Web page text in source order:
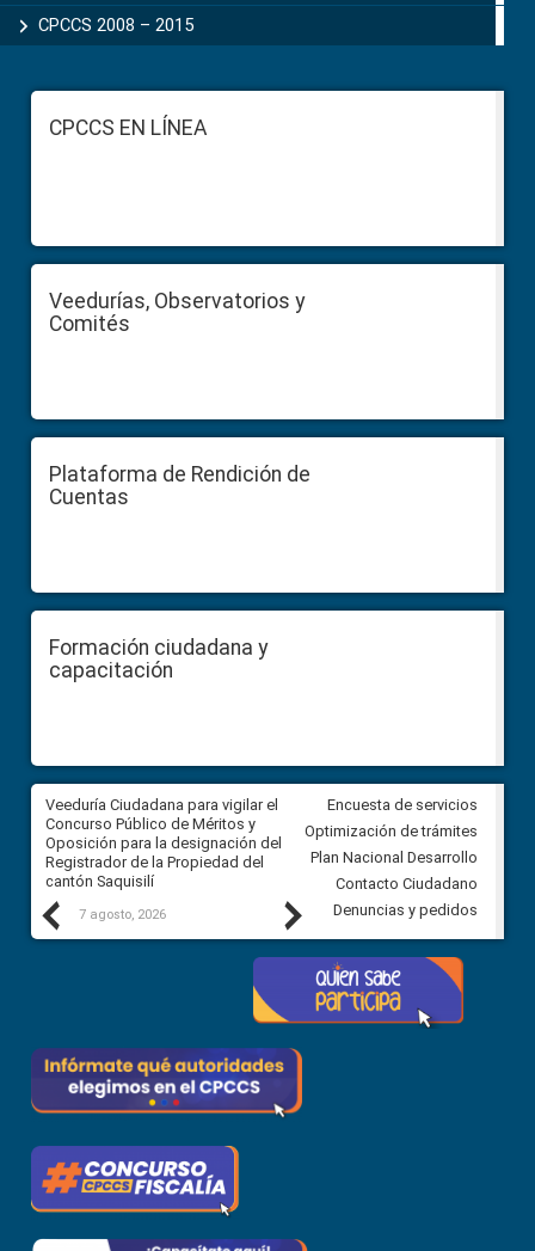
CPCCS 2008 – 2015
FooterCPCCS EN LÍNEA
Veedurías, Observatorios y
Comités
Plataforma de Rendición de
Cuentas
Formación ciudadana y
capacitación
Previous
Veeduría Ciudadana para vigilar el
Concurso Público de Méritos y
Oposición para la designación del
Registrador de la Propiedad del
cantón Saquisilí
7 agosto, 2026
Veeduría Ciudadana para
construcción del asfaltado de
Ballenita del cantón Santa
7 agosto, 2026
Next
Encuesta de servicios
Optimización de trámites
Plan Nacional Desarrollo
Contacto Ciudadano
Denuncias y pedidos